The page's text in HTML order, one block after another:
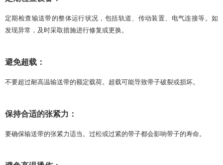
定期检查输送带的整体运行状况，包括轨道、传动装置、电气连接等。如
发现异常，及时采取措施进行修复或更换。
避免超载：
不要超过耐高温输送带的额定载荷。超载可能导致带子破裂或损坏。
保持合适的张紧力：
要确保输送带的张紧力适当。过松或过紧的带子都会影响带子的寿命。